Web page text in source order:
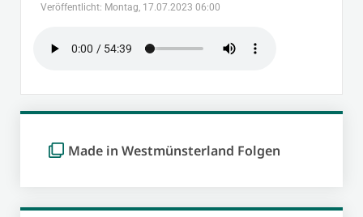
Veröffentlicht: Montag, 17.07.2023 06:00
Made in Westmünsterland Folgen